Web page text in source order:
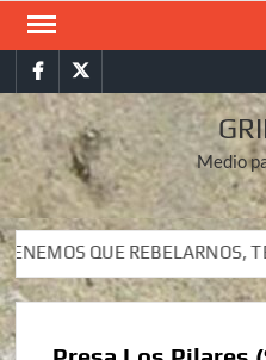
Saltar
contenidoFacebookTwitter
Medio
REBELARNOS, TENEMOS
REBELARNOS, TENEMOS